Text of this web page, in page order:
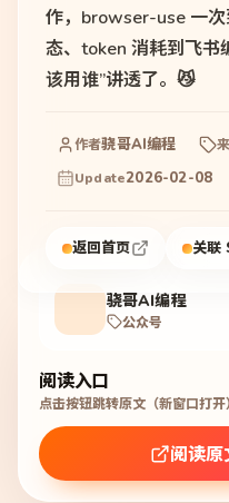
作，browser-use 一
态、token 消耗到飞书
该用谁”讲透了。😼
作者骁哥AI编程
Update2026-02-08
返回首页 关联
骁哥AI编程
公众号
阅读入口
点击按钮跳转原文（新窗口打开）
阅读原